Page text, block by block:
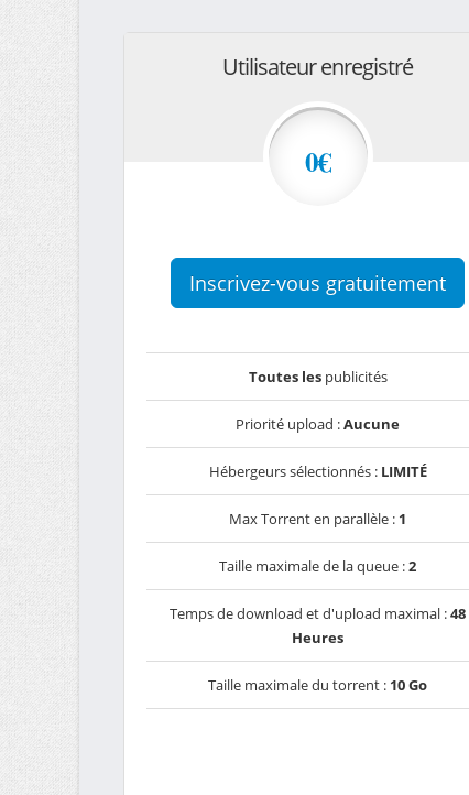
Utilisateur enregistré
0€
Inscrivez-vous gratuitement
Toutes lespublicités
Priorité upload :Aucune
Hébergeurs sélectionnés : LIMITÉ
Max Torrent en parallèle : 1
Taille maximale de la queue :2
Temps de download et d'upload maximal :48
Heures
Taille maximale du torrent : 10 Go